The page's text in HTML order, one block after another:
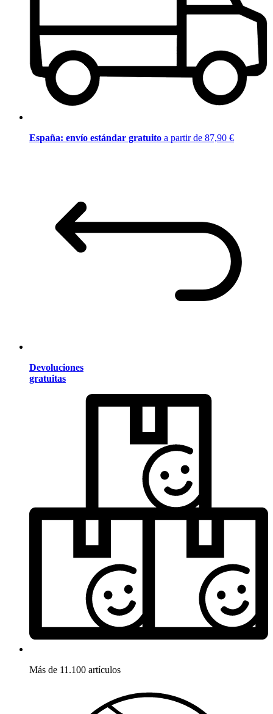
España: envío estándar gratuito a partir de 87,90 €
Devoluciones
gratuitas
Más de 11.100 artículos